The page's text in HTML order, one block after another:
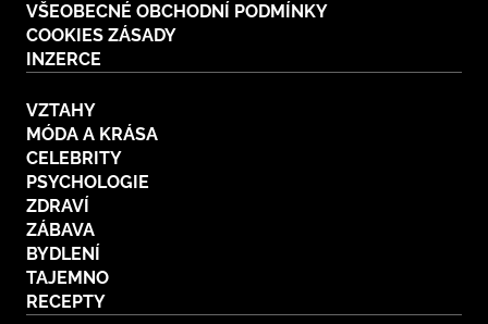
VŠEOBECNÉ OBCHODNÍ PODMÍNKY
COOKIES ZÁSADY
INZERCE
VZTAHY
MÓDA A KRÁSA
CELEBRITY
PSYCHOLOGIE
ZDRAVÍ
ZÁBAVA
BYDLENÍ
TAJEMNO
RECEPTY